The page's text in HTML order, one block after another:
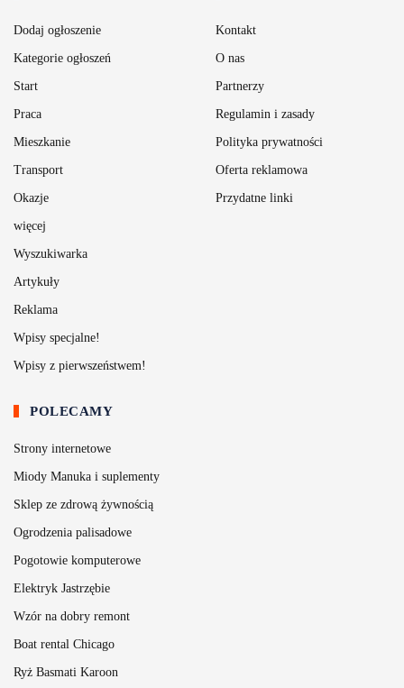
Dodaj ogłoszenie
Kategorie ogłoszeń
Start
Praca
Mieszkanie
Transport
Okazje
więcej
Wyszukiwarka
Artykuły
Reklama
Wpisy specjalne!
Wpisy z pierwszeństwem!
Kontakt
O nas
Partnerzy
Regulamin i zasady
Polityka prywatności
Oferta reklamowa
Przydatne linki
POLECAMY
Strony internetowe
Miody Manuka i suplementy
Sklep ze zdrową żywnością
Ogrodzenia palisadowe
Pogotowie komputerowe
Elektryk Jastrzębie
Wzór na dobry remont
Boat rental Chicago
Ryż Basmati Karoon